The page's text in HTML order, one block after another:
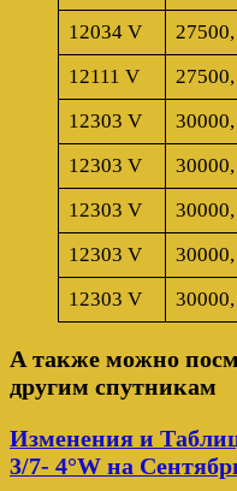
12034 V
12111 V
12303 V
12303 V
12303 V
12303 V
12303 V
А также можно
другим спутникам
Изменения и
3/7- 4°W на